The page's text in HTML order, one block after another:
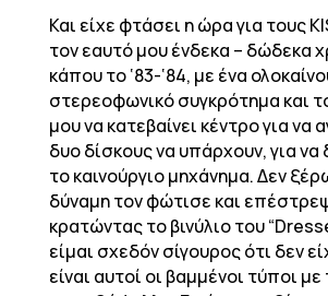
Και είχε φτάσει η ώρα για τους
τον εαυτό μου ένδεκα – δώδεκα
κάπου το ‘83-‘84, με ένα
στερεοφωνικό συγκρότημα και
μου να κατεβαίνει κέντρο για να
δυο δίσκους να υπάρχουν, για
το καινούργιο μηχάνημα. Δεν
δύναμη τον φώτισε και
κρατώντας το βινύλιο του
είμαι σχεδόν σίγουρος ότι δεν
είναι αυτοί οι βαμμένοι τύποι